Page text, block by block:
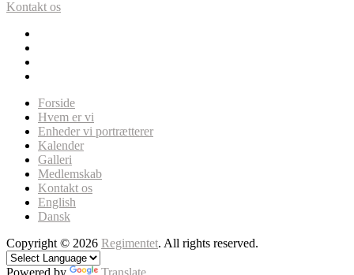
Kontakt os
Forside
Hvem er vi
Enheder vi portrætterer
Kalender
Galleri
Medlemskab
Kontakt os
English
Dansk
Copyright © 2026 Regimentet. All rights reserved.
Powered by Translate